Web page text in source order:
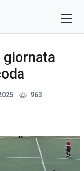
giornata
963